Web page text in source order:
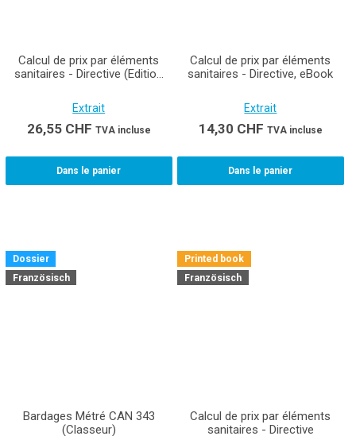
Calcul de prix par éléments
sanitaires - Directive (Edition
Extrait
26,55 CHF TVA incluse
Dans le panier
Calcul de prix par éléments
sanitaires - Directive, eBook
Extrait
14,30 CHF TVA incluse
Dans le panier
Dossier
Französisch
Bardages Métré CAN 343
(Classeur)
Printed book
Französisch
Calcul de prix par éléments
sanitaires - Directive